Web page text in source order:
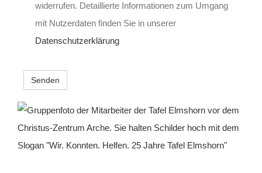
widerrufen. Detaillierte Informationen zum Umgang
mit Nutzerdaten finden Sie in unserer
Datenschutzerklärung